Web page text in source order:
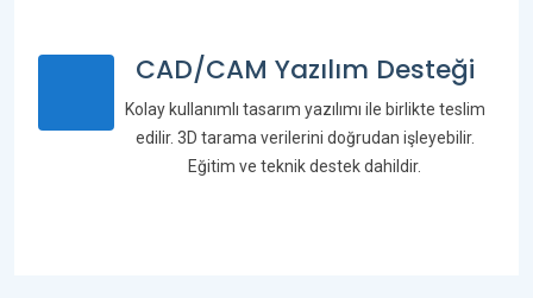
CAD/CAM Yazılım Desteği
Kolay kullanımlı tasarım yazılımı ile birlikte teslim
edilir. 3D tarama verilerini doğrudan işleyebilir.
Eğitim ve teknik destek dahildir.